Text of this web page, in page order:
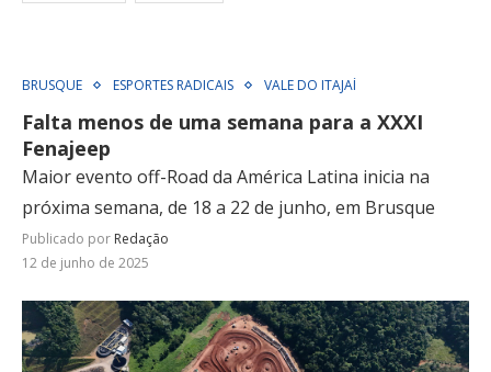
BRUSQUE ESPORTES RADICAIS VALE DO ITAJAÍ
Falta menos de uma semana para a XXXI
Fenajeep
Maior evento off-Road da América Latina inicia na
próxima semana, de 18 a 22 de junho, em Brusque
Publicado por Redação
12 de junho de 2025